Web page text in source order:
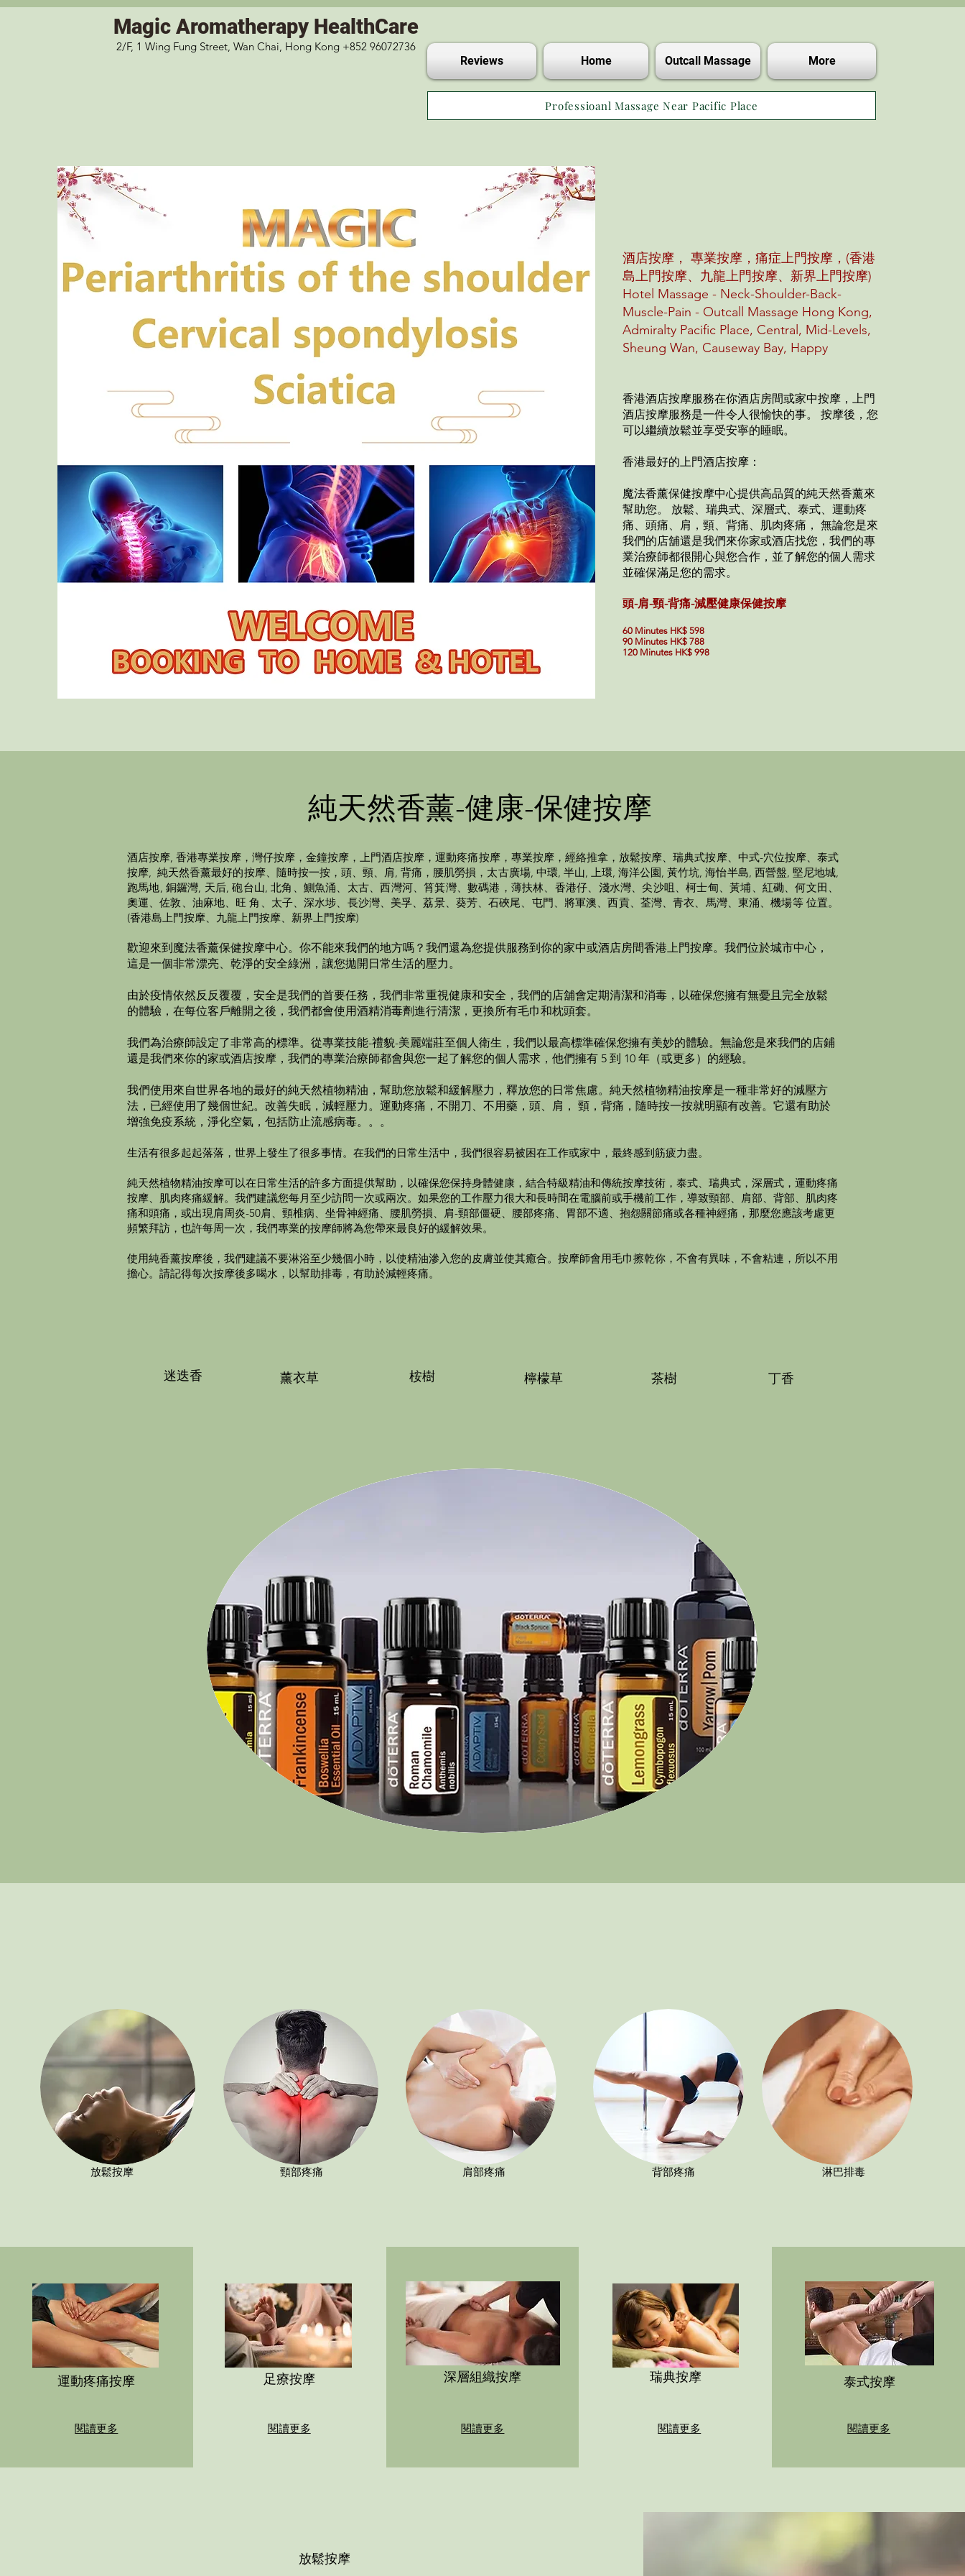
Magic Aromatherapy HealthCare
2/F, 1 Wing Fung Street, Wan Chai, Hong Kong +852 96072736
Reviews
Home Outcall Massage More
Professioanl Massage Near Pacific Place
純天然香薰-健康-保健按摩
酒店按摩, 香港專業按摩，灣仔按摩，金鐘按摩，上門酒店按摩，運動疼痛按摩，專業按摩，經絡推拿，放鬆按摩、瑞典式按摩、中式-穴位按摩、泰式
按摩, 純天然香薰最好的按摩、隨時按一按，頭、頸、肩, 背痛，腰肌勞損，太古廣場, 中環, 半山, 上環, 海洋公園, 黃竹坑, 海怡半島, 西營盤, 堅尼地城,
跑馬地, 銅鑼灣, 天后, 砲台山, 北角、鰂魚涌、太古、西灣河、筲箕灣、數碼港，薄扶林、香港仔、淺水灣、尖沙咀、柯士甸、黃埔、紅磡、何文田、
奧運、佐敦、油麻地、旺 角、太子、深水埗、長沙灣、美孚、荔景、葵芳、石硤尾、屯門、將軍澳、西貢、荃灣、青衣、馬灣、東涌、機場等 位置。
(香港島上門按摩、九龍上門按摩、新界上門按摩)
歡迎來到魔法香薰保健按摩中心。 你不能來我們的地方嗎？我們還為您提供服務到你的家中或酒店房間香港上門按摩。我們位於城市中心，
這是一個非常漂亮、乾淨的安全綠洲 ， 讓您拋開日常生活的壓力。
由於疫情依然反反覆覆，安全是我們的首要任務，我們非常重視健康和安全，我們的店舖會定期清潔和消毒，以確保您擁有無憂且完全放鬆
的體驗，在每位客戶離開之後，我們都會使用酒精消毒劑進行清潔，更換所有毛巾和枕頭套。
我們為治療師設定了非常高的標準。從專業技能-禮貌-美麗端莊至個人衛生，我們以最高標準確保您擁有美妙的體驗。​無論您是來我們的店鋪
還是我們來你的家或酒店按摩，我們的專業治療師都會與您一起了解您的個人需求，他們擁有 5 到 10 年（或更多）的經驗。
我們使用來自世界各地的最好的純天然植物精油，幫助您放鬆和緩解壓力，釋放您的日常焦慮。純天然植物精油按摩是一種非常好的減壓方
法，已經使用了幾個世紀。改善失眠，減輕壓力。運動疼痛，不開刀、不用藥，頭、肩， 頸，背痛，隨時按一按就明顯有改善。它還有助於
增強免疫系統，淨化空氣，包括防止流感病毒。。。
生活有很多起起落落，世界上發生了很多事情。在我們的日常生活中，我們很容易被困在工作或家中，最終感到筋疲力盡。
純天然植物精油按摩可以在日常生活的許多方面提供幫助，以確保您保持身體健康，結合特級精油和傳統按摩技術，泰式、瑞典式，深層式，運動疼痛
按摩、肌肉疼痛緩解。我們建議您每月至少訪問一次或兩次。如果您的工作壓力很大和長時間在電腦前或手機前工作，導致頸部、肩部、背部、肌肉疼
痛和頭痛，或出現肩周炎-50肩、頸椎病、坐骨神經痛、腰肌勞損、肩-頸部僵硬、腰部疼痛、胃部不適、抱怨關節痛或各種神經痛，那麼您應該考慮更
頻繁拜訪，也許每周一次，我們專業的按摩師將為您帶來最良好的緩解效果。
使用純香薰按摩後，我們建議不要淋浴至少幾個小時，以使精油滲入您的皮膚並使其癒合。按摩師會用毛巾擦乾你，不會有異味，不會粘連，所以不用
擔心。請記得每次按摩後多喝水，以幫助排毒，有助於減輕疼痛。
迷迭香 薰衣草 桉樹 檸檬草 茶樹 丁香
放鬆按摩 頸部疼痛 肩部疼痛 背部疼痛 淋巴排毒
酒店按摩， 專業按摩，痛症上門按摩，(香港
島上門按摩、九龍上門按摩、新界上門按摩)
Hotel Massage - Neck-Shoulder-Back-
Muscle-Pain - Outcall Massage Hong Kong,
Admiralty Pacific Place, Central, Mid-Levels,
Sheung Wan, Causeway Bay, Happy
香港酒店按摩服務在你酒店房間或家中按摩，上門
酒店按摩服務是一件令人很愉快的事。 按摩後，您
可以繼續放鬆並享受安寧的睡眠。
香港最好的上門酒店按摩：
魔法香薰保健按摩中心提供高品質的純天然香薰來
幫助您。 放鬆、瑞典式、深層式、泰式、運動疼
痛、頭痛、肩，頸、背痛、肌肉疼痛， 無論您是來
我們的店舖還是我們來你家或酒店找您，我們的專
業治療師都很開心與您合作，並了解您的個人需求
並確保滿足您的需求。
頭-肩-頸-背痛-減壓健康保健按摩
60 Minutes HK$ 598
90 Minutes HK$ 788
120 Minutes HK$ 998
運動疼痛按摩
閱讀更多
足療按摩
閱讀更多
深層組織按摩
閱讀更多
瑞典按摩
閱讀更多
泰式按摩
閱讀更多
放鬆按摩